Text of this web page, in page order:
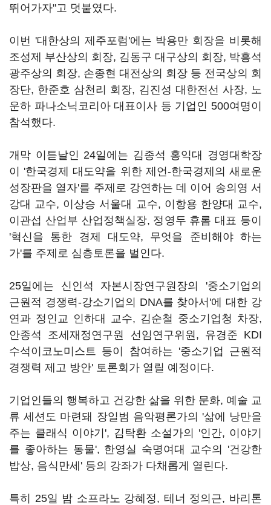
뛰어가자"고 덧붙였다.
이번 '대한상의 제주포럼'에는 박용만 회장을 비롯해
조성제 부산상의 회장, 김동구 대구상의 회장, 박흥석
광주상의 회장, 손종현 대전상의 회장 등 전국상의 회
장단, 한준호 삼천리 회장, 김진성 대한전선 사장, 노
운하 파나소닉코리아 대표이사 등 기업인 500여명이
참석했다.
개막 이튿날인 24일에는 김종석 홍익대 경영대학장
이 '한국경제 대도약을 위한 제언-한국경제의 새로운
성장판을 열자'를 주제로 강연하는 데 이어 송의영 서
강대 교수, 이상승 서울대 교수, 이항용 한양대 교수,
이관섭 산업부 산업정책실장, 정영두 휴롬 대표 등이
'혁신을 통한 경제 대도약, 무엇을 준비해야 하는
가'를 주제로 심층토론을 벌인다.
25일에는 신인석 자본시장연구원장의 '중소기업의
근원적 경쟁력-강소기업의 DNA를 찾아서'에 대한 강
연과 정인교 인하대 교수, 김순철 중소기업청 차장,
안종석 조세재정연구원 선임연구위원, 유경준 KDI
수석이코노미스트 등이 참여하는 '중소기업 근원적
경쟁력 제고 방안' 토론회가 열릴 예정이다.
기업인들의 행복하고 건강한 삶을 위한 문화, 예술 교
류 세션도 마련돼 장일범 음악평론가의 '삶에 낭만을
주는 클래식 이야기', 김탁환 소설가의 '인간, 이야기
를 좋아하는 동물', 한영실 숙명여대 교수의 '건강한
밥상, 음식만세' 등의 강좌가 다채롭게 열린다.
특히 25일 밤 소프라노 강혜정, 테너 정의근, 바리톤